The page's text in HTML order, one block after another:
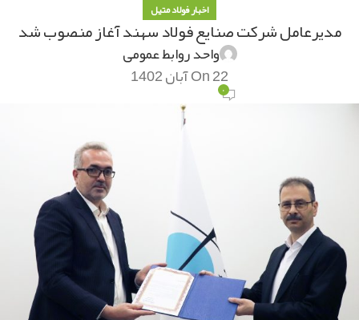
اخبار فولاد متیل
مدیرعامل شرکت صنایع فولاد سهند آغاز منصوب شد
واحد روابط عمومی
On 22 آبان 1402
۰